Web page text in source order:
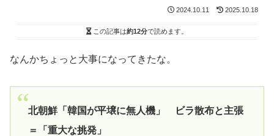
2024.10.11 2025.10.18
この記事は約12分で読めます。
なんかちょっと大事になってきたな。
北朝鮮「韓国が平壌に無人機」 ビラ散布と主張
＝「重大な挑発」